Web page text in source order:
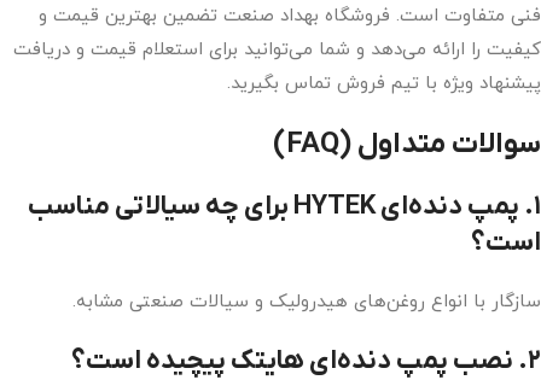
فنی متفاوت است. فروشگاه بهداد صنعت تضمین بهترین قیمت و
کیفیت را ارائه می‌دهد و شما می‌توانید برای استعلام قیمت و دریافت
پیشنهاد ویژه با تیم فروش تماس بگیرید.
سوالات متداول (FAQ)
۱. پمپ دنده‌ای HYTEK برای چه سیالاتی مناسب
است؟
سازگار با انواع روغن‌های هیدرولیک و سیالات صنعتی مشابه.
۲. نصب پمپ دنده‌ای هایتک پیچیده است؟